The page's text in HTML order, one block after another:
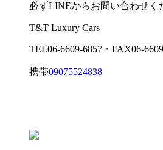
必ずLINEからお問い合わせく
T&T Luxury Cars
TEL06-6609-6857 ・ FAX06-
携帯09075524838